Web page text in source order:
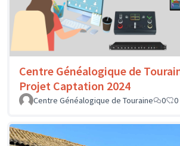
Centre Généalogique de
Projet Captation 2024
Centre Généalogique de Touraine
0 0